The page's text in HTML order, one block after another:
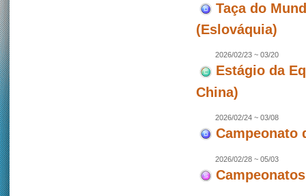
Taça do
(Eslováquia)
2026/02/23 ~ 03/20
Estágio da
China)
2026/02/24 ~ 03/08
Campeonato
2026/02/28 ~ 05/03